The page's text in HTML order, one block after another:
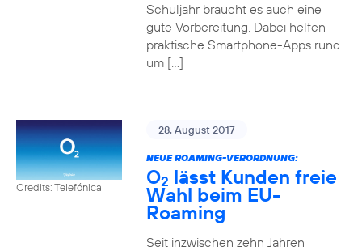
Schuljahr braucht es auch eine
gute Vorbereitung. Dabei helfen
praktische Smartphone-Apps rund
um […]
Credits: Telefónica
28. August 2017
NEUE ROAMING-VERORDNUNG:
O2 lässt Kunden freie
Wahl beim EU-
Roaming
Seit inzwischen zehn Jahren